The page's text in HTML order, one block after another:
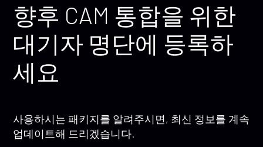
향후 CAM 통합을 위한
대기자 명단에 등록하
세요
사용하시는 패키지를 알려주시면, 최신 정보를 계속
업데이트해 드리겠습니다.